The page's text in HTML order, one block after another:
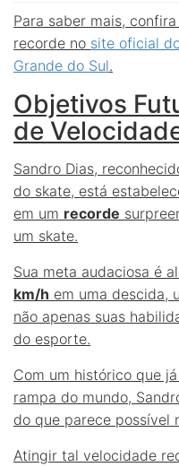
Para saber mais,
recorde no site oficial
Grande do Sul.
Objetivos
de
Sandro Dias,
do skate, está
em um recorde
um skate.
Sua meta audaciosa é
km/h em uma descida,
não apenas suas
do esporte.
Com um histórico que
rampa do mundo,
do que parece possível
Atingir tal velocidade